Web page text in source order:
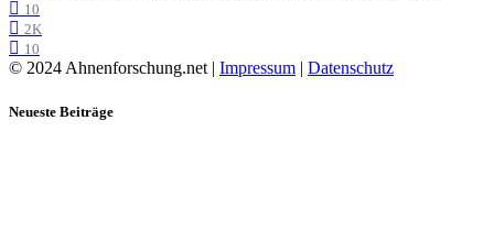
10
2K
10
© 2024 Ahnenforschung.net | Impressum | Datenschutz
Neueste Beiträge